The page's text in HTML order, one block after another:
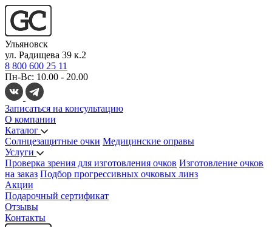
Ульяновск
ул. Радищева 39 к.2
8 800 600 25 11
Пн-Вс: 10.00 - 20.00
Записаться на консультацию
О компании
Каталог
Солнцезащитные очки Медицинские оправы
Услуги
Проверка зрения для изготовления очков Изготовление очков
на заказ Подбор прогрессивных очковых линз
Акции
Подарочный сертификат
Отзывы
Контакты